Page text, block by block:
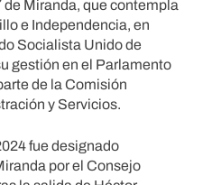
Miranda, que contempla
e Independencia, en
Socialista Unido de
gestión en el Parlamento
de la Comisión
y Servicios.
fue designado
por el Consejo